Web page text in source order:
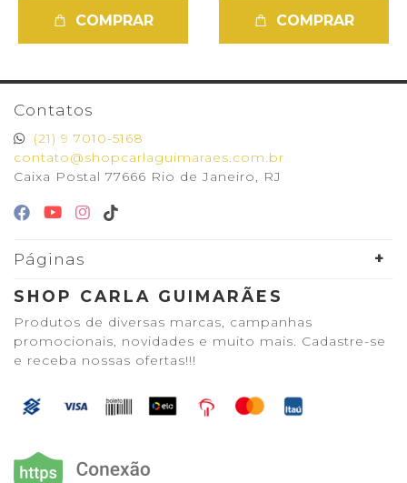
COMPRAR COMPRAR
Contatos
(21) 9 7010-5168
contato@shopcarlaguimaraes.com.br
Caixa Postal 77666 Rio de Janeiro, RJ
Páginas
SHOP CARLA GUIMARÃES
Produtos de diversas marcas, campanhas
promocionais, novidades e muito mais. Cadastre-se
e receba nossas ofertas!!!